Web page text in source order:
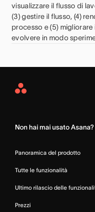
visualizzare il flusso di
(3) gestire il flusso, (4)
processo e (5)
evolvere in modo
Asana
Non hai mai usato Asana?
Panoramica del prodotto
Tutte le funzionalità
Ultimo rilascio delle
Prezzi